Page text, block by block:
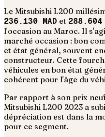
Le Mitsubishi L200
236.130 MAD et 288.604
l'occasion au Maroc. Il
marché occasion : bon
et état général, souvent
constructeur. Cette
véhicules en bon état
cohérent pour l'âge du
Par rapport à son prix
Mitsubishi L200 2023 a
dépréciation est dans la
pour ce segment.